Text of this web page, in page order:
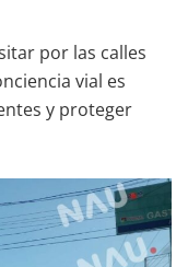
por las calles
vial es
y proteger